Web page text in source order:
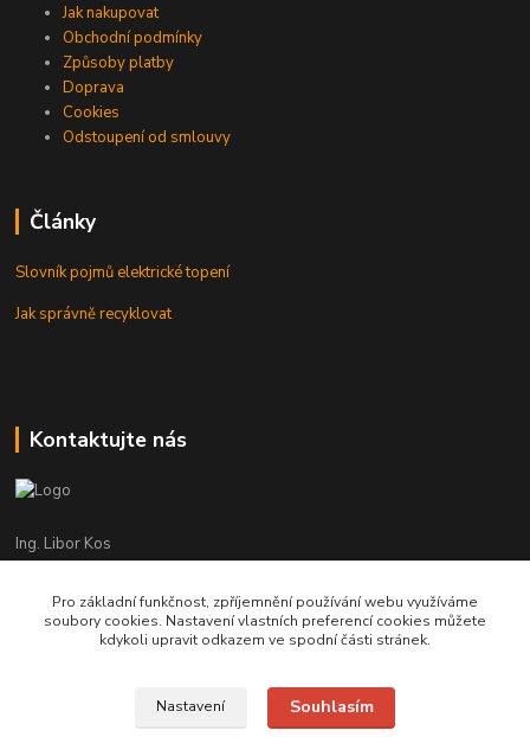
Jak nakupovat
Obchodní podmínky
Způsoby platby
Doprava
Cookies
Odstoupení od smlouvy
Články
Slovník pojmů elektrické topení
Jak správně recyklovat
Kontaktujte nás
Ing. Libor Kos
+420 601 555 225
(Po-Pá: 8-17:00 hod.)
info@infrasystemy.cz
Pro základní funkčnost, zpříjemnění používání webu využíváme
soubory cookies. Nastavení vlastních preferencí cookies můžete
kdykoli upravit odkazem ve spodní části stránek.
Nastavení Souhlasím